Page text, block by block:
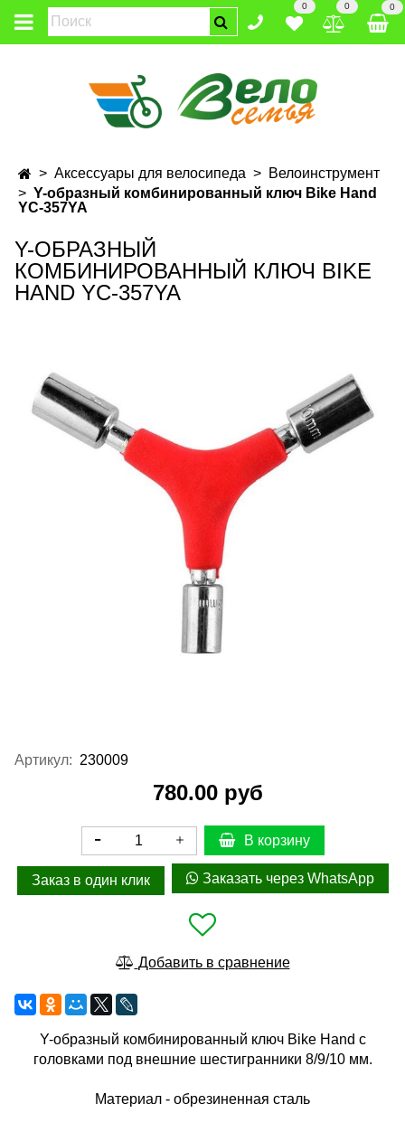
0 0 0
Аксессуары для велосипеда
Велоинструмент
Y-образный комбинированный ключ Bike Hand
YC-357YA
Y-ОБРАЗНЫЙ
КОМБИНИРОВАННЫЙ КЛЮЧ BIKE
HAND YC-357YA
Артикул: 230009
780.00 руб
В корзину
Заказ в один клик Заказать через WhatsApp
Добавить в сравнение
Y-образный комбинированный ключ Bike Hand с
головками под внешние шестигранники 8/9/10 мм.
Материал - обрезиненная сталь